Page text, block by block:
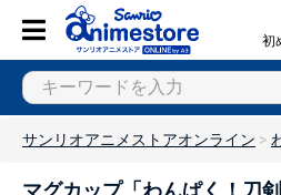
初
サンリオアニメストアオンライン
マグカップ「わんぱく！刀